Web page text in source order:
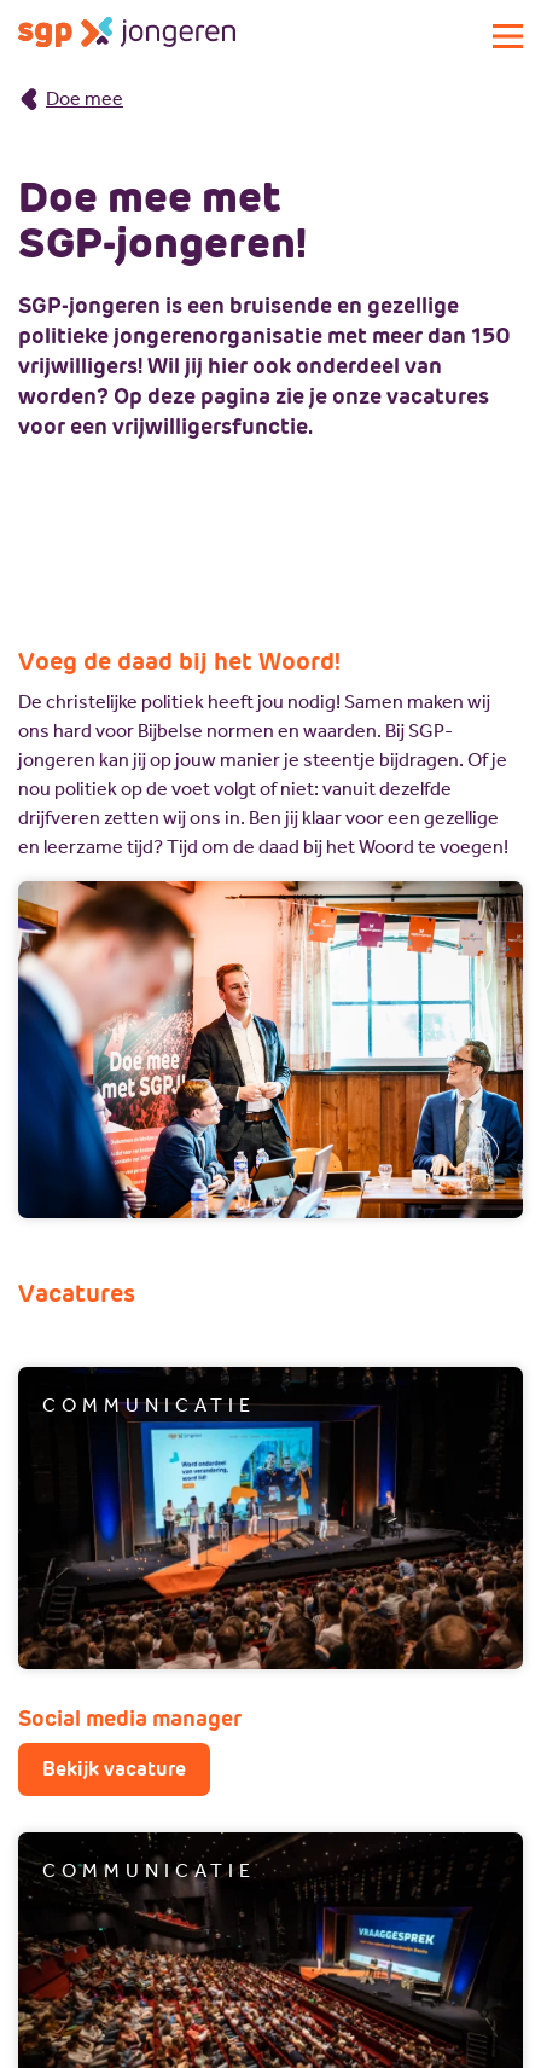
Actueel
Standpunten
Lokale commissies
Doe mee
Lid worden
Doneren
Sponsoren
Activiteitenkalender
Spreekbeurtpakket
JV Pakket
Contact
Over SGP-jongeren
Over SGP-jongeren
Bestuur
Landelijke SGP
Vrijwilligersplatform
Doe mee
Doe mee met
SGP-jongeren!
SGP-jongeren is een bruisende en gezellige
politieke jongerenorganisatie met meer dan 150
vrijwilligers! Wil jij hier ook onderdeel van
worden? Op deze pagina zie je onze vacatures
voor een vrijwilligersfunctie.
Voeg de daad bij het Woord!
De christelijke politiek heeft jou nodig! Samen maken wij
ons hard voor Bijbelse normen en waarden. Bij SGP-
jongeren kan jij op jouw manier je steentje bijdragen. Of je
nou politiek op de voet volgt of niet: vanuit dezelfde
drijfveren zetten wij ons in. Ben jij klaar voor een gezellige
en leerzame tijd? Tijd om de daad bij het Woord te voegen!
Vacatures
COMMUNICATIE
Social media manager
Bekijk vacature
COMMUNICATIE